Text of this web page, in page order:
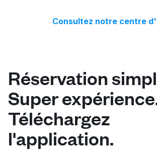
lavés à l'heure et à l'endroit
service client amical 24h/24 et
Consultez notre centre
Réservation
Super
Téléchargez
l'application.